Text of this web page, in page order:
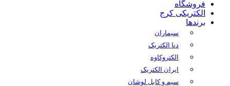
فروشگاه
الکتریکی کرج
برندها
سیماران
دنا الکتریک
الکتروکاوه
ایران الکتریک
سیم و کابل لوشان